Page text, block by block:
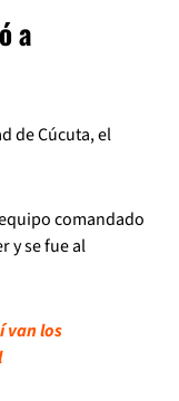
a
de Cúcuta, el
comandado
y se fue al
van los